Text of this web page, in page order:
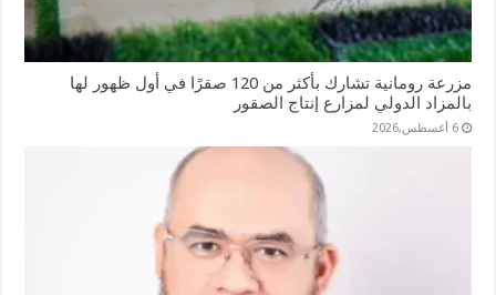
مزرعة رومانية تشارك بأكثر من 120 صقرًا في أول ظهور لها
بالمزاد الدولي لمزارع إنتاج الصقور
6 أغسطس,2026